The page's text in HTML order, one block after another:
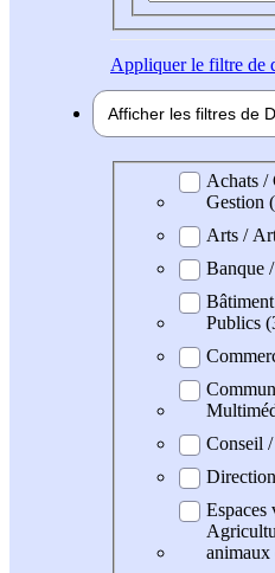
Appliquerle filtre de
Afficher les filtres de
Domaine Achats /
Gestion
Arts /
Banque
Publics
Conseil
Espaces
animaux